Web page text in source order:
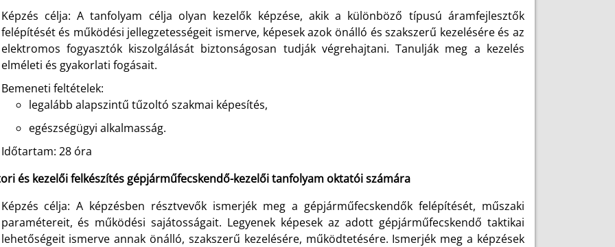
Képzés célja: A tanfolyam célja olyan kezelők képzése, akik a különböző típusú áramfejlesztők
felépítését és működési jellegzetességeit ismerve, képesek azok önálló és szakszerű kezelésére és az
elektromos fogyasztók kiszolgálását biztonságosan tudják végrehajtani. Tanulják meg a kezelés
elméleti és gyakorlati fogásait.
Bemeneti feltételek:
legalább alapszintű tűzoltó szakmai képesítés,
egészségügyi alkalmasság.
Időtartam: 28 óra
és kezelői felkészítés gépjárműfecskendő-kezelői tanfolyam oktatói számára
Képzés célja:A képzésben résztvevők ismerjék meg a gépjárműfecskendők felépítését, műszaki
paramétereit, és működési sajátosságait. Legyenek képesek az adott gépjárműfecskendő taktikai
lehetőségeit ismerve annak önálló, szakszerű kezelésére, működtetésére. Ismerjék meg a képzések